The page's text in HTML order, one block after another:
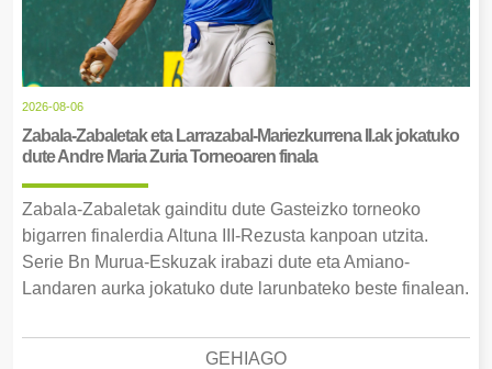
2026-08-06
Zabala-Zabaletak eta Larrazabal-Mariezkurrena II.ak jokatuko
dute Andre Maria Zuria Torneoaren finala
Zabala-Zabaletak gainditu dute Gasteizko torneoko
bigarren finalerdia Altuna III-Rezusta kanpoan utzita.
Serie Bn Murua-Eskuzak irabazi dute eta Amiano-
Landaren aurka jokatuko dute larunbateko beste finalean.
GEHIAGO